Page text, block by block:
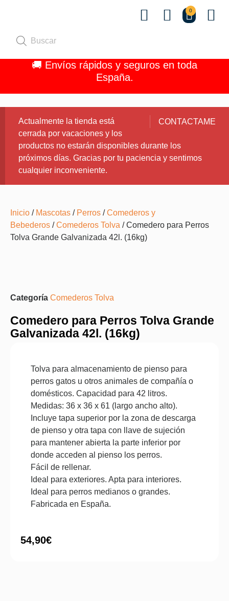
0
🚚 Envíos rápidos y seguros en toda
España.
CONTACTAME
Actualmente la tienda está
cerrada por vacaciones y los
productos no estarán disponibles durante los
próximos días. Gracias por tu paciencia y sentimos
cualquier inconveniente.
Inicio / Mascotas / Perros /Comederos y
Bebederos /Comederos Tolva / Comedero para Perros
Tolva Grande Galvanizada 42l. (16kg)
Categoría Comederos Tolva
Comedero para Perros Tolva Grande
Galvanizada 42l. (16kg)
Tolva para almacenamiento de pienso para
perros gatos u otros animales de compañía o
domésticos. Capacidad para 42 litros.
Medidas: 36 x 36 x 61 (largo ancho alto).
Incluye tapa superior por la zona de descarga
de pienso y otra tapa con llave de sujeción
para mantener abierta la parte inferior por
donde acceden al pienso los perros.
Fácil de rellenar.
Ideal para exteriores. Apta para interiores.
Ideal para perros medianos o grandes.
Fabricada en España.
54,90€